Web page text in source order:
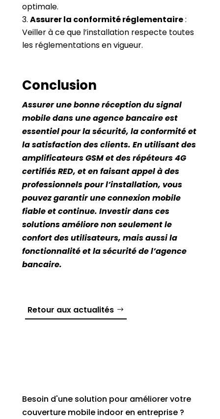
optimale.
Assurer la conformité réglementaire:
Veiller à ce que l’installation respecte toutes
les réglementations en vigueur.
Conclusion
Assurer une bonne réception du signal
mobile dans une agence bancaire est
essentiel pour la sécurité, la conformité et
la satisfaction des clients. En utilisant des
amplificateurs GSM et des répéteurs 4G
certifiés RED, et en faisant appel à des
professionnels pour l’installation, vous
pouvez garantir une connexion mobile
fiable et continue. Investir dans ces
solutions améliore non seulement le
confort des utilisateurs, mais aussi la
fonctionnalité et la sécurité de l’agence
bancaire.
Retour aux actualités
Besoin d'une solution pour améliorer votre
couverture mobile indoor en entreprise ?